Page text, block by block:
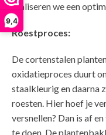
9,4
realiseren we een
Roestproces:
De cortenstalen
oxidatieproces duurt
staalkleurig en daarna
roesten. Hier hoef je
versnellen? Dan is af
te doen. De